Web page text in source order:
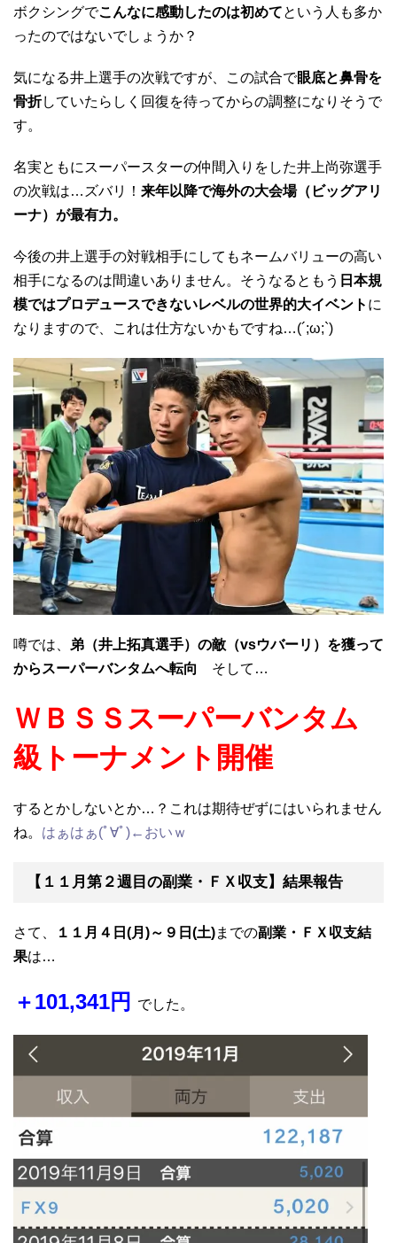
ボクシングでこんなに感動したのは初めてという人も多か
ったのではないでしょうか？
気になる井上選手の次戦ですが、この試合で眼底と鼻骨を
骨折していたらしく回復を待ってからの調整になりそうで
す。
名実ともにスーパースターの仲間入りをした井上尚弥選手
の次戦は…ズバリ！ 来年以降で海外の大会場（ビッグアリ
ーナ）が最有力。
今後の井上選手の対戦相手にしてもネームバリューの高い
相手になるのは間違いありません。そうなるともう 日本規
模ではプロデュースできないレベルの世界的大イベント に
なりますので、これは仕方ないかもですね…(´;ω;`)
噂では、
弟（井上拓真選手）の敵（vsウバーリ）を獲って
からスーパーバンタムへ転向 そして…
ＷＢＳＳスーパーバンタム
級トーナメント開催
するとかしないとか…？これは期待ぜずにはいられません
ね。 はぁはぁ(ﾟ∀ﾟ)←おいｗ
【１１月第２週目の副業・ＦＸ収支】結果報告
さて、 １１月４日(月)～９日(土)までの副業・ＦＸ収支結
果は…
＋101,341円 でした。